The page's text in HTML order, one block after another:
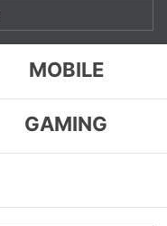
MOBILE
GAMING